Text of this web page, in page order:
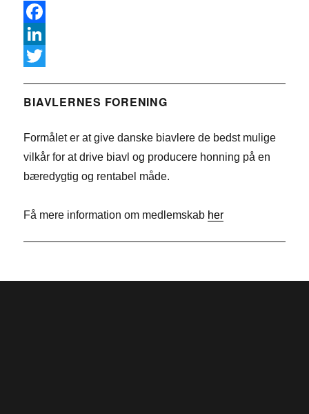
F
a
e
o
L
n
e
n
w
t
r
BIAVLERNES FORENING
Formålet er at give danske biavlere de bedst mulige
vilkår for at drive biavl og producere honning på en
bæredygtig og rentabel måde.
Få mere information om medlemskab her